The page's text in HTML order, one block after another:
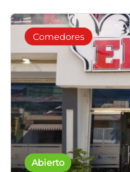
Abierto
Comedores